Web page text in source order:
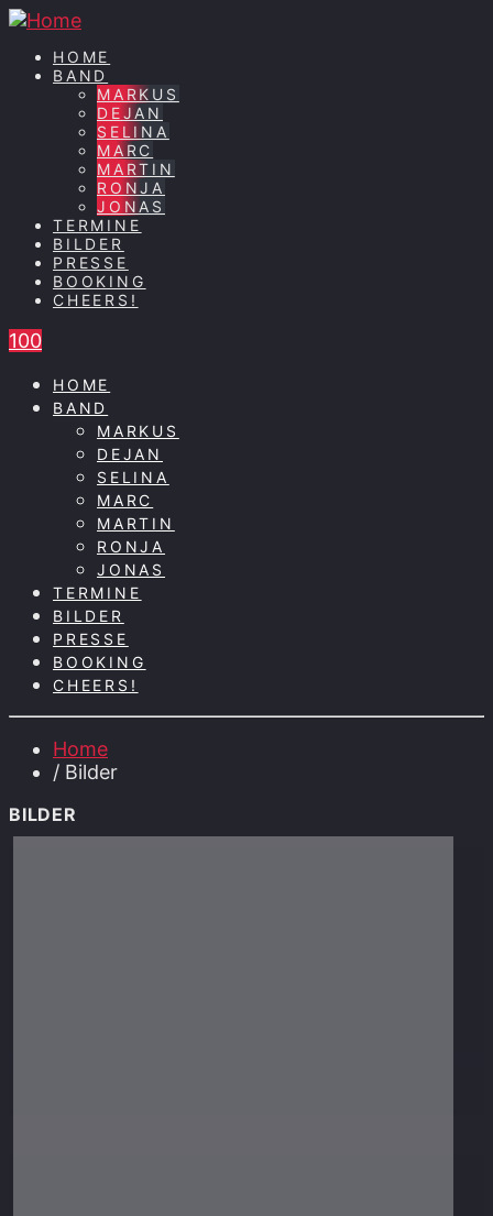
HOME
BAND
MARKUS
DEJAN
SELINA
MARC
MARTIN
RONJA
JONAS
TERMINE
BILDER
PRESSE
BOOKING
CHEERS!
100
HOME
BAND
MARKUS
DEJAN
SELINA
MARC
MARTIN
RONJA
JONAS
TERMINE
BILDER
PRESSE
BOOKING
CHEERS!
Home
/ Bilder
BILDER